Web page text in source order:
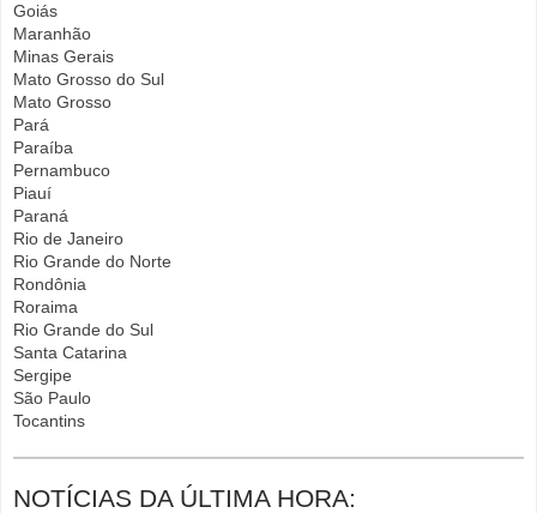
Goiás
Maranhão
Minas Gerais
Mato Grosso do Sul
Mato Grosso
Pará
Paraíba
Pernambuco
Piauí
Paraná
Rio de Janeiro
Rio Grande do Norte
Rondônia
Roraima
Rio Grande do Sul
Santa Catarina
Sergipe
São Paulo
Tocantins
NOTÍCIAS DA ÚLTIMA HORA: